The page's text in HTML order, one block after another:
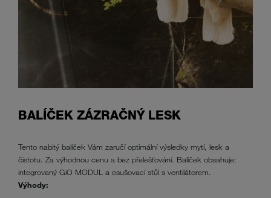
BALÍČEK ZÁZRAČNÝ LESK
Tento nabitý balíček Vám zaručí optimální výsledky mytí, lesk a
čistotu. Za výhodnou cenu a bez přelešťování. Balíček obsahuje:
integrovaný GiO MODUL a osušovací stůl s ventilátorem.
Výhody: